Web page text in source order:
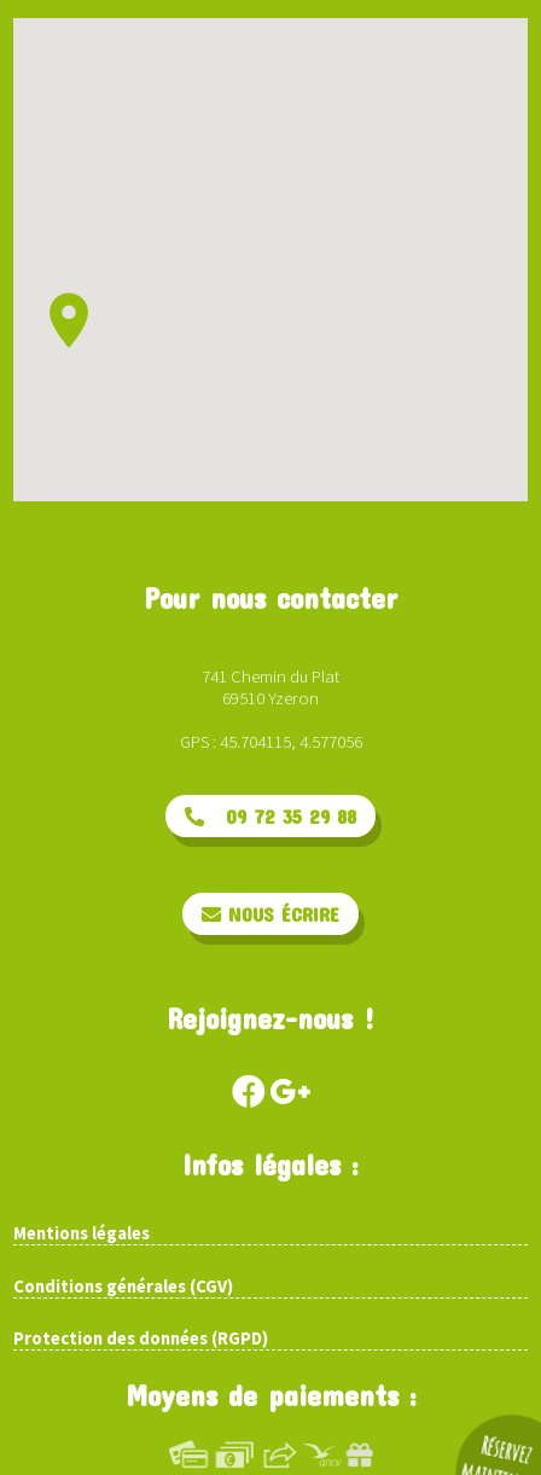
Réservez
Pour nous contacter
741 Chemin du Plat
69510 Yzeron
GPS : 45.704115, 4.577056
09 72 35 29 88
NOUS ÉCRIRE
Rejoignez-nous !
Infos légales :
Mentions légales
Conditions générales (CGV)
Protection des données (RGPD)
Moyens de paiements :